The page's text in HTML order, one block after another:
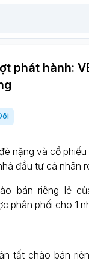
phát hành:
nặng và cổ
đầu tư cá nhân
bán riêng lẻ
phân phối cho 1
tất chào bán